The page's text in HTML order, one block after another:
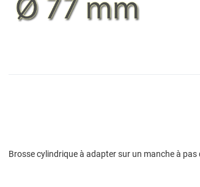
Brosse cylindrique à adapter sur un manche à